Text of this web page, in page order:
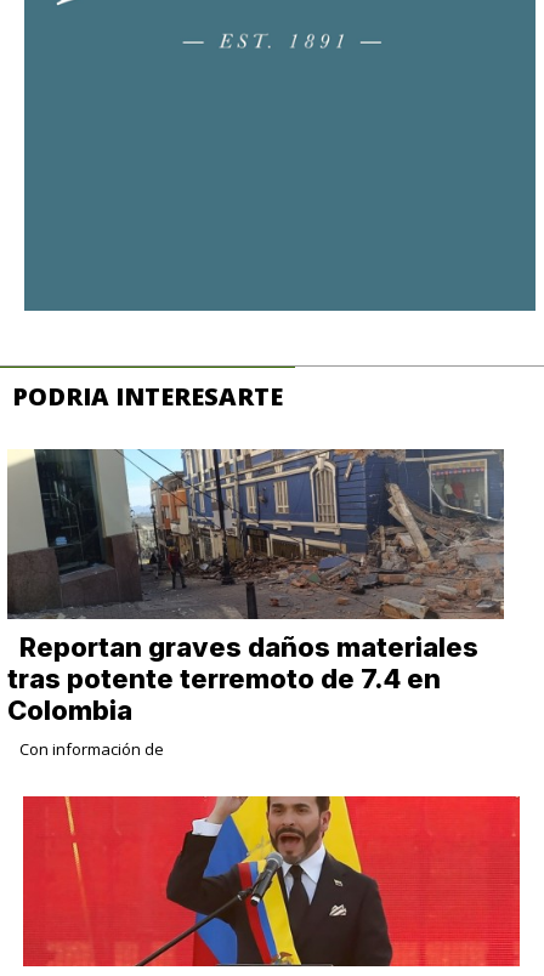
PODRIA INTERESARTE
Reportan graves daños materiales
tras potente terremoto de 7.4 en
Colombia
Con información de